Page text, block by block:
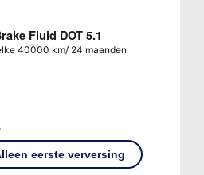
Fluid DOT 5.1
40000 km/ 24 maanden
eerste verversing